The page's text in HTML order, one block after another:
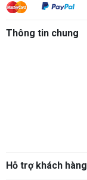
Thông tin chung
Hỗ trợ khách hàng